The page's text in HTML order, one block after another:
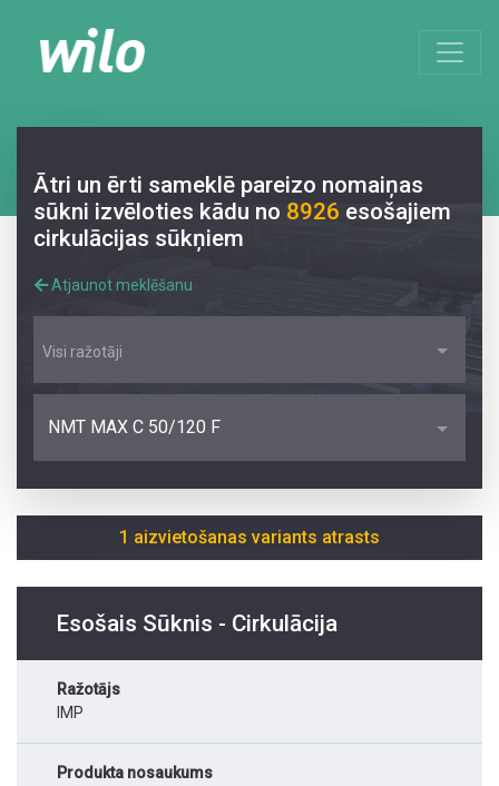
Ātri un ērti sameklē pareizo nomaiņas
sūkni izvēloties kādu no 8926 esošajiem
cirkulācijas sūkņiem
Atjaunot meklēšanu
Visi ražotāji
NMT MAX C 50/120 F
1 aizvietošanas variants atrasts
Esošais Sūknis - Cirkulācija
Ražotājs
IMP
Produkta nosaukums